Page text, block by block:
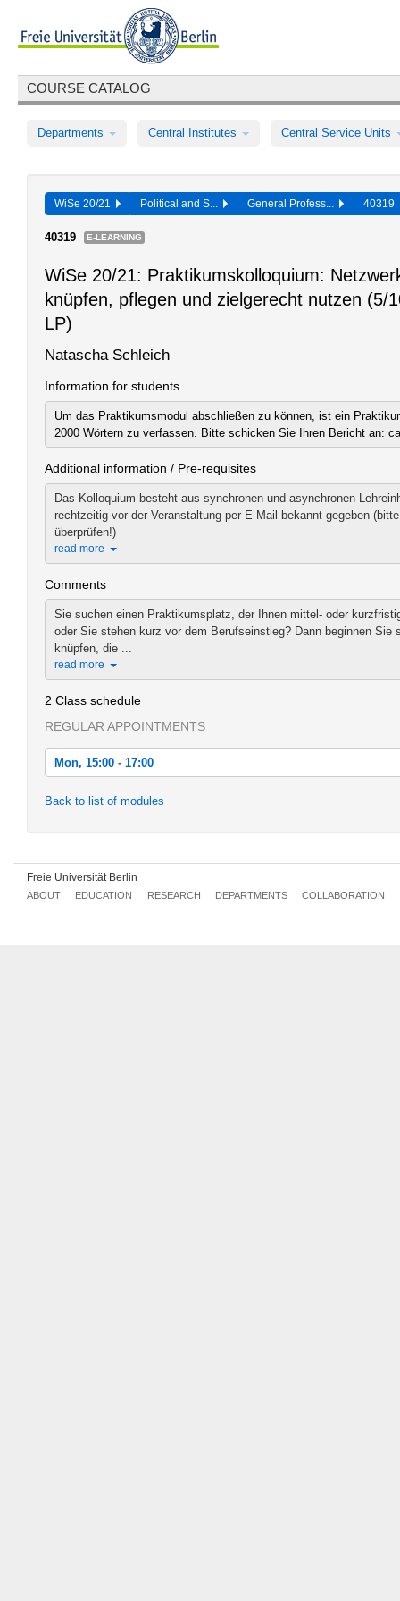
COURSE CATALOG
Departments Central Institutes Central Service Units
WiSe 20/21 Political and S... General Profess... 40319
40319 E-LEARNING
WiSe 20/21: Praktikumskolloquium:
knüpfen, pflegen und zielgerecht nutzen (5/
LP)
Natascha Schleich
Information for students
Um das Praktikumsmodul abschließen zu können, ist ein
2000 Wörtern zu verfassen. Bitte schicken Sie Ihren Bericht an:
Additional information / Pre-requisites
Das Kolloquium besteht aus synchronen und asynchronen
rechtzeitig vor der Veranstaltung per E-Mail bekannt gegeben
überprüfen!)
read more
Comments
Sie suchen einen Praktikumsplatz, der Ihnen mittel- oder
oder Sie stehen kurz vor dem Berufseinstieg? Dann beginnen Sie
knüpfen, die ...
read more
2 Class schedule
REGULAR APPOINTMENTS
Mon, 15:00 - 17:00
Back to list of modules
Freie Universität Berlin
ABOUT EDUCATION RESEARCH DEPARTMENTS COLLABORATION